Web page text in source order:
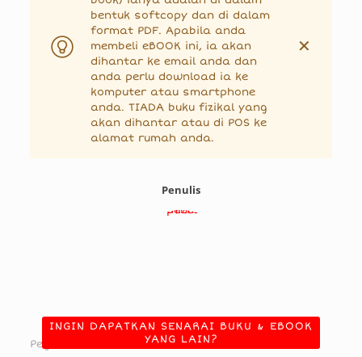
bentuk softcopy dan di dalam
format PDF. Apabila anda
membeli eBOOK ini, ia akan
dihantar ke email anda dan
anda perlu download ia ke
komputer atau smartphone
anda. TIADA buku fizikal yang
akan dihantar atau di POS ke
alamat rumah anda.
✕
Penulis
Tarmizi Jusoh
Peguam & Pelabur Hartanah
INGIN DAPATKAN SENARAI BUKU & EBOOK
YANG LAIN?